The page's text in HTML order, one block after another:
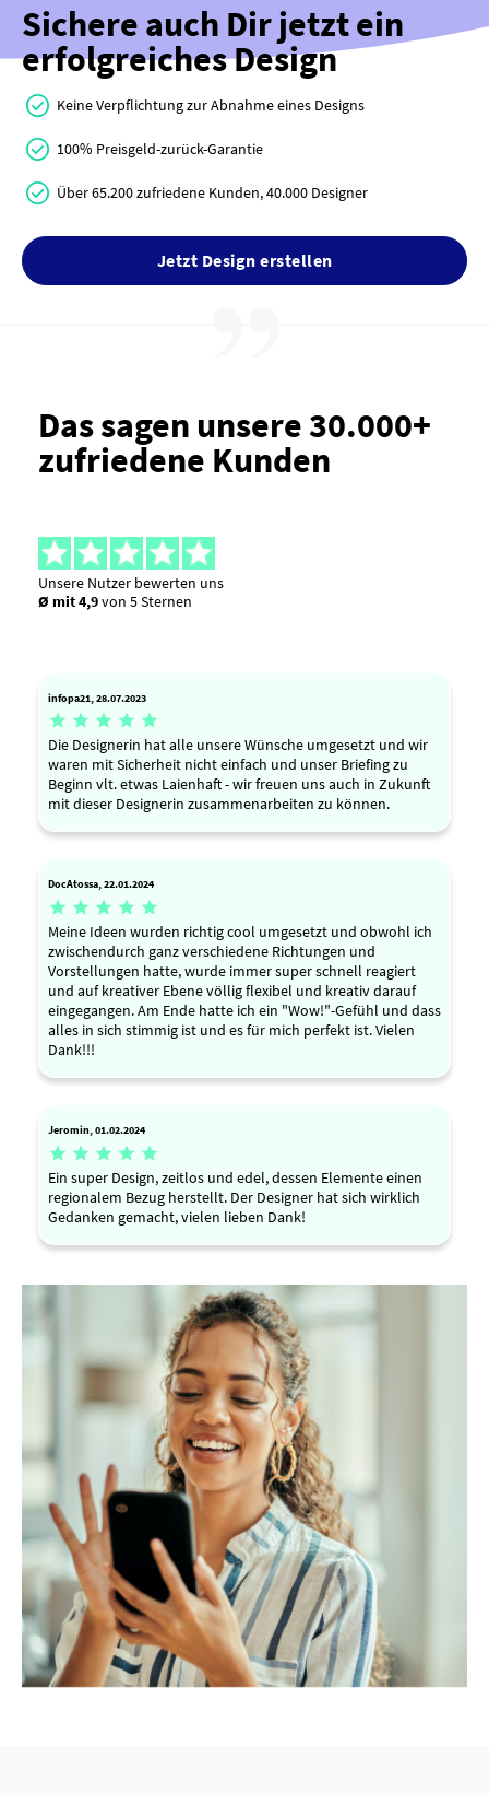
Sichere auch Dir jetzt ein
erfolgreiches Design
Keine Verpflichtung zur Abnahme eines Designs
100% Preisgeld-zurück-Garantie
Über 65.200 zufriedene Kunden, 40.000 Designer
Jetzt Design erstellen
Das sagen unsere 30.000+
zufriedene Kunden
Unsere Nutzer bewerten uns
Ø mit 4,9von 5 Sternen
infopa21, 28.07.2023
    
Die Designerin hat alle unsere Wünsche umgesetzt und wir
waren mit Sicherheit nicht einfach und unser Briefing zu
Beginn vlt. etwas Laienhaft - wir freuen uns auch in Zukunft
mit dieser Designerin zusammenarbeiten zu können.
DocAtossa, 22.01.2024
    
Meine Ideen wurden richtig cool umgesetzt und obwohl ich
zwischendurch ganz verschiedene Richtungen und
Vorstellungen hatte, wurde immer super schnell reagiert
und auf kreativer Ebene völlig flexibel und kreativ darauf
eingegangen. Am Ende hatte ich ein "Wow!"-Gefühl und dass
alles in sich stimmig ist und es für mich perfekt ist. Vielen
Dank!!!
Jeromin, 01.02.2024
    
Ein super Design, zeitlos und edel, dessen Elemente einen
regionalem Bezug herstellt. Der Designer hat sich wirklich
Gedanken gemacht, vielen lieben Dank!